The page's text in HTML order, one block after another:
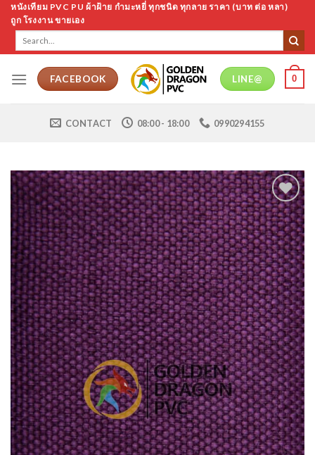
Skip
content
หนังเทียม PVC PU ผ้าฝ้าย กำมะหยี่ ทุกชนิด ทุกลาย ราคา (บาท ต่อ หลา)
ถูก โรงงาน ขายเอง
FACEBOOK LINE@ 0
CONTACT 08:00 - 18:00 0990294155
Add to
Wishlist